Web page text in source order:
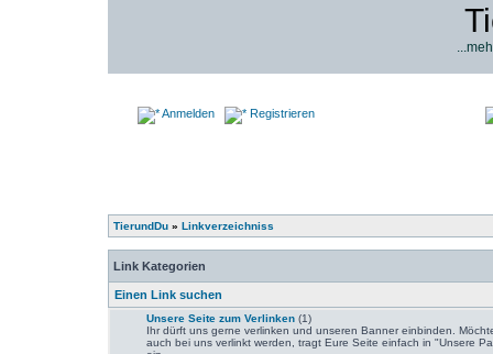
Anmelden Registrieren
TierundDu » Linkverzeichniss
Link Kategorien
Einen Link suchen
Unsere Seite zum Verlinken (1)
Ihr dürft uns gerne verlinken und unseren Banner einbinden.
auch bei uns verlinkt werden, tragt Eure Seite einfach in "Unsere